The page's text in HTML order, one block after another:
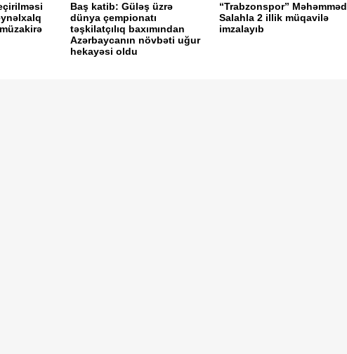
Baş katib: Güləş üzrə
dünya çempionatı
təşkilatçılıq baxımından
Azərbaycanın növbəti uğur
hekayəsi oldu
“Trabzonspor” Məhəmməd
Salahla 2 illik müqavilə
imzalayıb